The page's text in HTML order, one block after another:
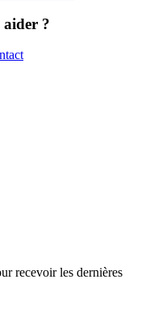
aider ?
recevoir les dernières